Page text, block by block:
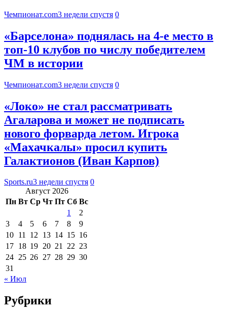
Чемпионат.com3 недели спустя 0
«Барселона» поднялась на 4-е место в
топ-10 клубов по числу победителем
ЧМ в истории
Чемпионат.com3 недели спустя 0
«Локо» не стал рассматривать
Агаларова и может не подписать
нового форварда летом. Игрока
«Махачкалы» просил купить
Галактионов (Иван Карпов)
Sports.ru3 недели спустя 0
Август 2026
Пн Вт Ср Чт Пт Сб Вс
1
2
3
4 5 6 7 8
9
10 11 12 13 14 15 16
17 18 19 20 21 22 23
24 25 26 27 28 29 30
31
« Июл
Рубрики